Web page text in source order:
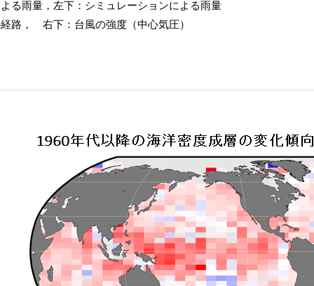
雨量，左下：シミュレーションによる雨量
路， 右下：台風の強度（中心気圧）